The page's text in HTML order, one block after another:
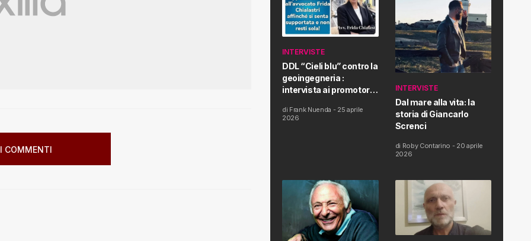
COMMENTI
INTERVISTE
DDL “Cieli blu” contro la
geoingegneria :
intervista ai promotori
Proposta di Legge
di Frank Nuenda - 25 aprile
2026
INTERVISTE
Dal mare alla vita: la
storia di Giancarlo
Screnci
di Roby Contarino - 20 aprile
2026